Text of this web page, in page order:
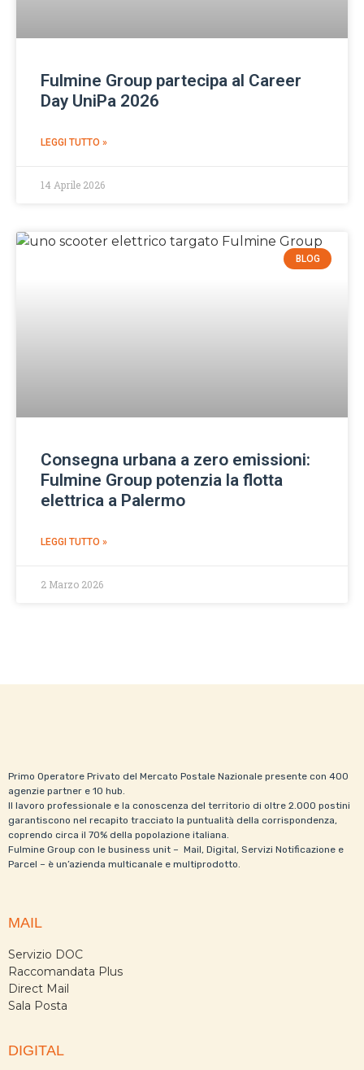
Fulmine Group partecipa al Career
Day UniPa 2026
LEGGI TUTTO »
14 Aprile 2026
BLOG
Consegna urbana a zero emissioni:
Fulmine Group potenzia la flotta
elettrica a Palermo
LEGGI TUTTO »
2 Marzo 2026
Primo Operatore Privato del Mercato Postale Nazionale presente con 400
agenzie partner e 10 hub.
Il lavoro professionale e la conoscenza del territorio di oltre 2.000 postini
garantiscono nel recapito tracciato la puntualità della corrispondenza,
coprendo circa il 70% della popolazione italiana.
Fulmine Group con le business unit – Mail, Digital, Servizi Notificazione e
Parcel – è un’azienda multicanale e multiprodotto.
MAIL
Servizio DOC
Raccomandata Plus
Direct Mail
Sala Posta
DIGITAL